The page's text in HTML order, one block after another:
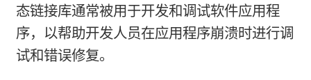
态链接库通常被用于开发和调试软件应用程
序，以帮助开发人员在应用程序崩溃时进行调
试和错误修复。